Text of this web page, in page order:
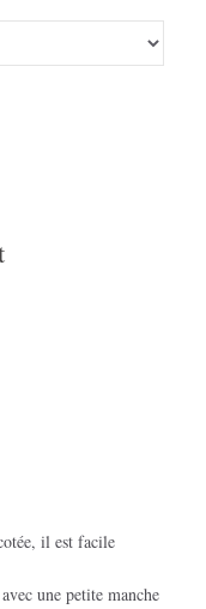
il est facile
une petite manche